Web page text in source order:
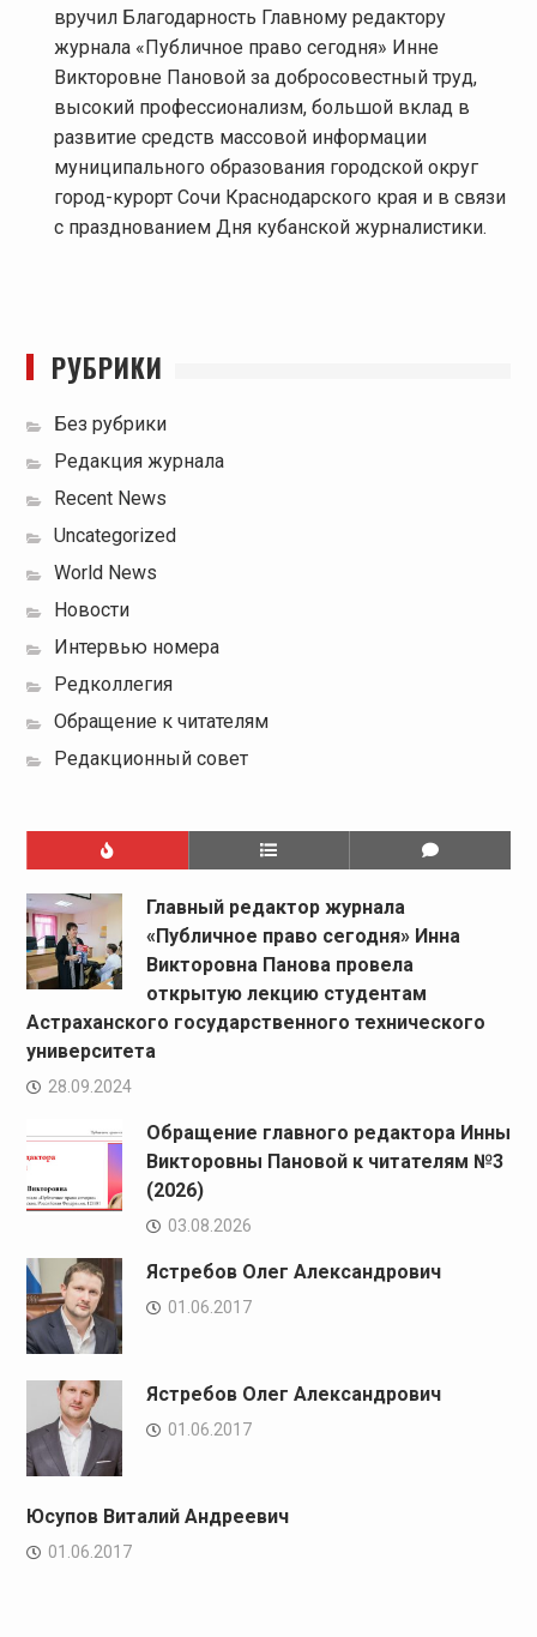
вручил Благодарность Главному редактору
журнала «Публичное право сегодня» Инне
Викторовне Пановой за добросовестный труд,
высокий профессионализм, большой вклад в
развитие средств массовой информации
муниципального образования городской округ
город-курорт Сочи Краснодарского края и в связи
с празднованием Дня кубанской журналистики.
РУБРИКИ
Без рубрики
Редакция журнала
Recent News
Uncategorized
World News
Новости
Интервью номера
Редколлегия
Обращение к читателям
Редакционный совет
Главный редактор журнала
«Публичное право сегодня» Инна
Викторовна Панова провела
открытую лекцию студентам
Астраханского государственного технического
университета
28.09.2024
Обращение главного редактора Инны
Викторовны Пановой к читателям №3
(2026)
03.08.2026
Ястребов Олег Александрович
01.06.2017
Ястребов Олег Александрович
01.06.2017
Юсупов Виталий Андреевич
01.06.2017